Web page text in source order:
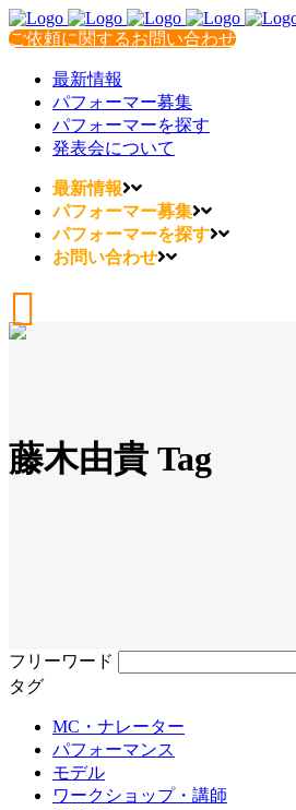
ご依頼に関するお問い合わせ
最新情報
パフォーマー募集
パフォーマーを探す
発表会について
最新情報
パフォーマー募集
パフォーマーを探す
お問い合わせ
藤木由貴 Tag
フリーワード
タグ
MC・ナレーター
パフォーマンス
モデル
ワークショップ・講師